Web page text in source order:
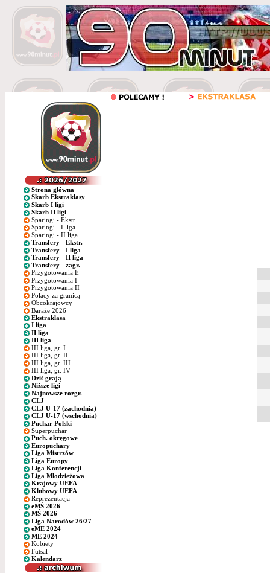
Strona główna
Skarb Ekstraklasy
Skarb I ligi
Skarb II ligi
Sparingi - Ekstr.
Sparingi - I liga
Sparingi - II liga
Transfery - Ekstr.
Transfery - I liga
Transfery - II liga
Transfery - zagr.
Przygotowania E
Przygotowania I
Przygotowania II
Polacy za granicą
Obcokrajowcy
Baraże 2026
Ekstraklasa
I liga
II liga
III liga
III liga, gr. I
III liga, gr. II
III liga, gr. III
III liga, gr. IV
Dziś grają
Niższe ligi
Najnowsze rozgr.
CLJ
CLJ U-17 (zachodnia)
CLJ U-17 (wschodnia)
Puchar Polski
Superpuchar
Puch. okręgowe
Europuchary
Liga Mistrzów
Liga Europy
Liga Konferencji
Liga Młodzieżowa
Krajowy UEFA
Klubowy UEFA
Reprezentacja
eMŚ 2026
MŚ 2026
Liga Narodów 26/27
eME 2024
ME 2024
Kobiety
Futsal
Kalendarz